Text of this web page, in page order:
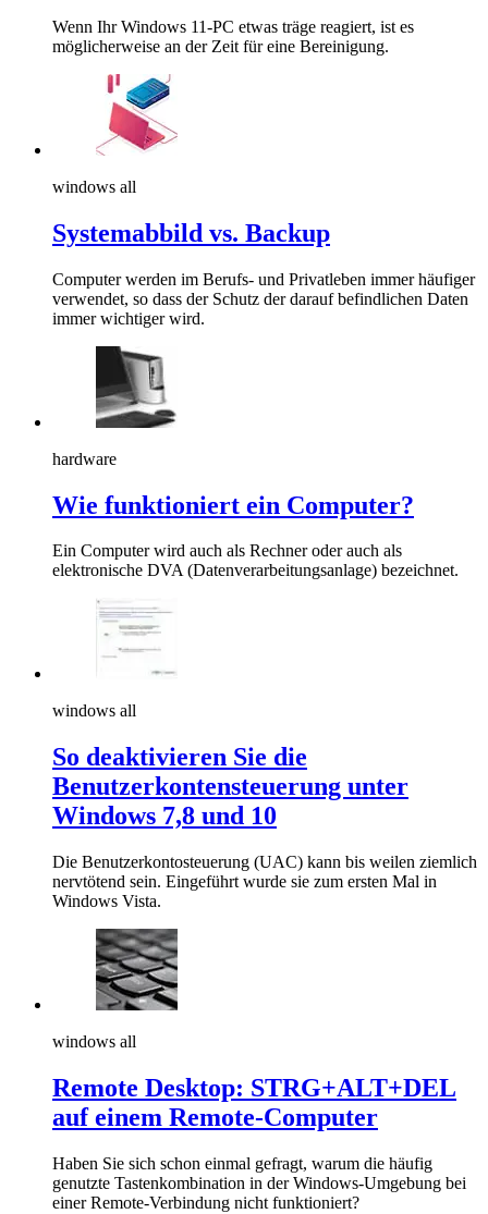
Wenn Ihr Windows 11-PC etwas träge reagiert, ist es
möglicherweise an der Zeit für eine Bereinigung.
windows all
Systemabbild vs. Backup
Computer werden im Berufs- und Privatleben immer häufiger
verwendet, so dass der Schutz der darauf befindlichen Daten
immer wichtiger wird.
hardware
Wie funktioniert ein Computer?
Ein Computer wird auch als Rechner oder auch als
elektronische DVA (Datenverarbeitungsanlage) bezeichnet.
windows all
So deaktivieren Sie die
Benutzerkontensteuerung unter
Windows 7,8 und 10
Die Benutzerkontosteuerung (UAC) kann bis weilen ziemlich
nervtötend sein. Eingeführt wurde sie zum ersten Mal in
Windows Vista.
windows all
Remote Desktop: STRG+ALT+DEL
auf einem Remote-Computer
Haben Sie sich schon einmal gefragt, warum die häufig
genutzte Tastenkombination in der Windows-Umgebung bei
einer Remote-Verbindung nicht funktioniert?